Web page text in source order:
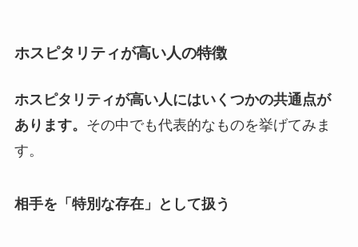
ホスピタリティが高い人の特徴
ホスピタリティが高い人にはいくつかの共通点が
あります。 その中でも代表的なものを挙げてみま
す。
相手を「特別な存在」として扱う